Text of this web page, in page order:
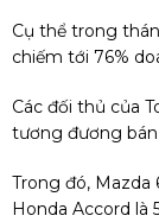
Cụ thể trong
chiếm tới 76%
Các đối thủ của
tương đương
Trong đó, Mazda
Honda Accord là